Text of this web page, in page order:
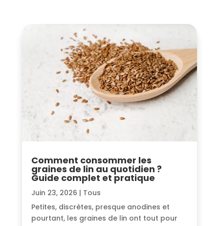
Comment consommer les
graines de lin au quotidien ?
Guide complet et pratique
Juin 23, 2026 | Tous
Petites, discrètes, presque anodines et
pourtant, les graines de lin ont tout pour